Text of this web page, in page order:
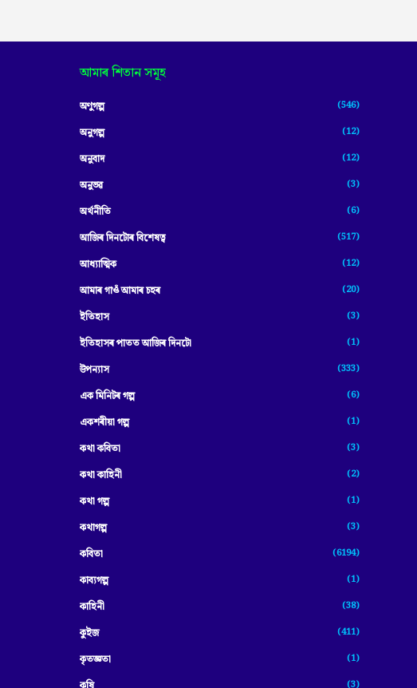
আমাৰ শিতান সমূহ
অণুগল্প (546)
অনুগল্প (12)
অনুবাদ (12)
অনুভৱ (3)
অৰ্থনীতি (6)
আজিৰ দিনটোৰ বিশেষত্ব (517)
আধ্যাত্মিক (12)
আমাৰ গাওঁ আমাৰ চহৰ (20)
ইতিহাস (3)
ইতিহাসৰ পাতত আজিৰ দিনটো (1)
উপন্যাস (333)
এক মিনিটৰ গল্প (6)
একশৰীয়া গল্প (1)
কথা কবিতা (3)
কথা কাহিনী (2)
কথা গল্প (1)
কথাগল্প (3)
কবিতা (6194)
কাব্যগল্প (1)
কাহিনী (38)
কুইজ (411)
কৃতজ্ঞতা (1)
(3)